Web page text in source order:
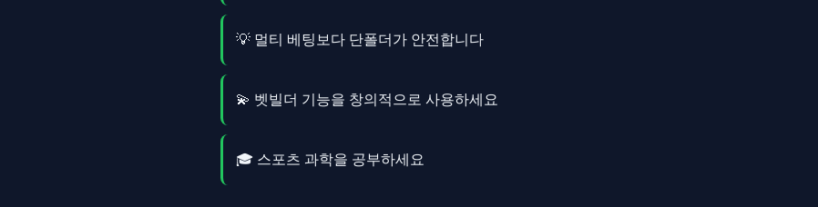
💡 멀티 베팅보다 단폴더가 안전합니다
💫 벳빌더 기능을 창의적으로 사용하세요
🎓 스포츠 과학을 공부하세요